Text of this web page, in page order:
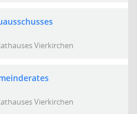
Vierkirchen
Vierkirchen